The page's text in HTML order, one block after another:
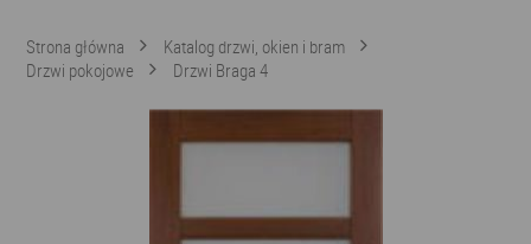
Strona główna
Katalog drzwi, okien i bram
Drzwi pokojowe
Drzwi Braga 4